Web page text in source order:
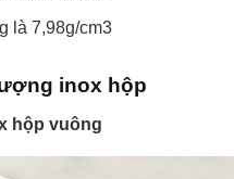
là 7,98g/cm3
inox hộp
hộp vuông